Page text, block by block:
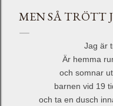
MEN SÅ TRÖTT
Jag är
Är hemma
och somnar
barnen vid 19
och ta en dusch